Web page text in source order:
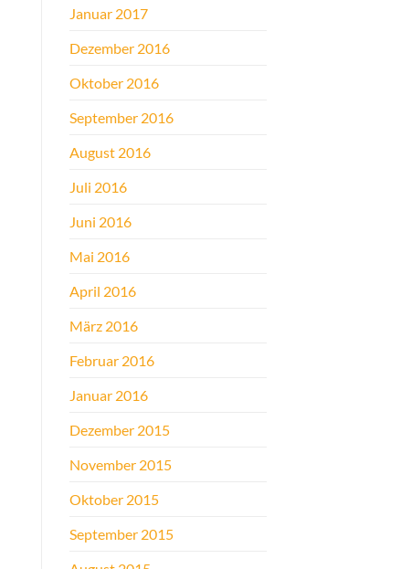
Januar 2017
Dezember 2016
Oktober 2016
September 2016
August 2016
Juli 2016
Juni 2016
Mai 2016
April 2016
März 2016
Februar 2016
Januar 2016
Dezember 2015
November 2015
Oktober 2015
September 2015